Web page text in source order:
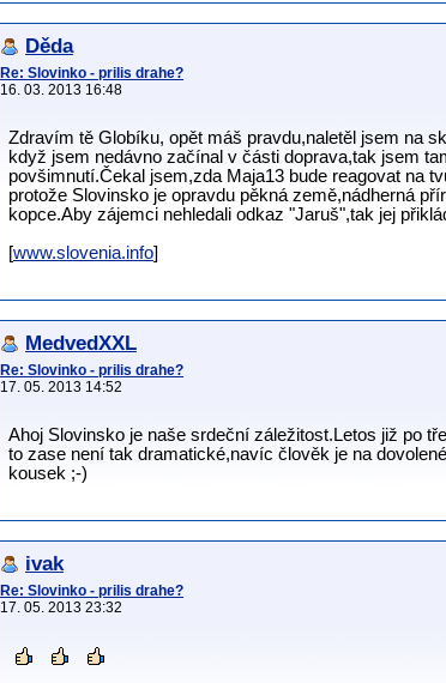
Děda
Re: Slovinko - prilis drahe?
16. 03. 2013 16:48
Zdravím tě Globíku, opět máš pravdu,naletěl jsem na
když jsem nedávno začínal v části doprava,tak jsem
povšimnutí.Čekal jsem,zda Maja13 bude reagovat na
protože Slovinsko je opravdu pěkná země,nádherná
kopce.Aby zájemci nehledali odkaz "Jaruš",tak jej
[www.slovenia.info]
MedvedXXL
Re: Slovinko - prilis drahe?
17. 05. 2013 14:52
Ahoj Slovinsko je naše srdeční záležitost.Letos již po
to zase není tak dramatické,navíc člověk je na
kousek ;-)
ivak
Re: Slovinko - prilis drahe?
17. 05. 2013 23:32